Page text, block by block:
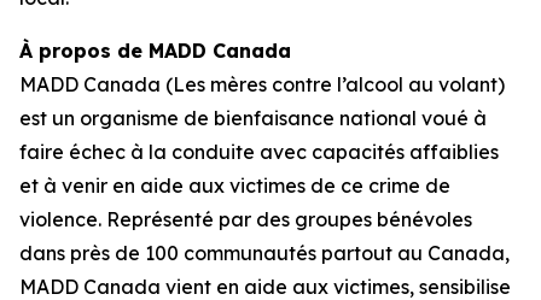
À propos de MADD Canada
MADD Canada (Les mères contre l’alcool au volant)
est un organisme de bienfaisance national voué à
faire échec à la conduite avec capacités affaiblies
et à venir en aide aux victimes de ce crime de
violence. Représenté par des groupes bénévoles
dans près de 100 communautés partout au Canada,
MADD Canada vient en aide aux victimes, sensibilise